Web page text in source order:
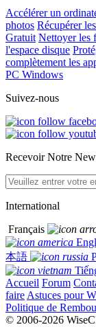
Accélérer un
photos Récupérer
Gratuit Nettoyer les
l'espace disque
complètement les
PC Windows
Suivez-nous
Recevoir Notre
International
Français
本語
Accueil Forum
faire Astuces pour
Politique de
© 2006-2026